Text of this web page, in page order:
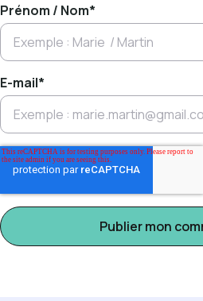
Prénom / Nom*
E-mail*